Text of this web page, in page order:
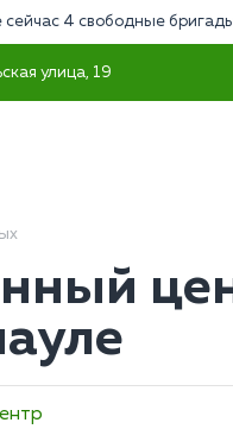
4 свободные
улица, 19